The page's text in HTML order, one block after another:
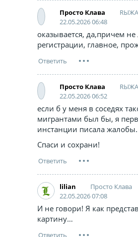
Просто Клава
22.05.2026 06:48
оказывается, да,причем
регистрации, главное,
Просто Клава
22.05.2026 06:52
если б у меня в соседях
мигрантами был бы, я
инстанции писала жалобы.
Спаси и сохрани!
lilian
Просто Клава
22.05.2026 07:08
И не говори! Я как
картину…